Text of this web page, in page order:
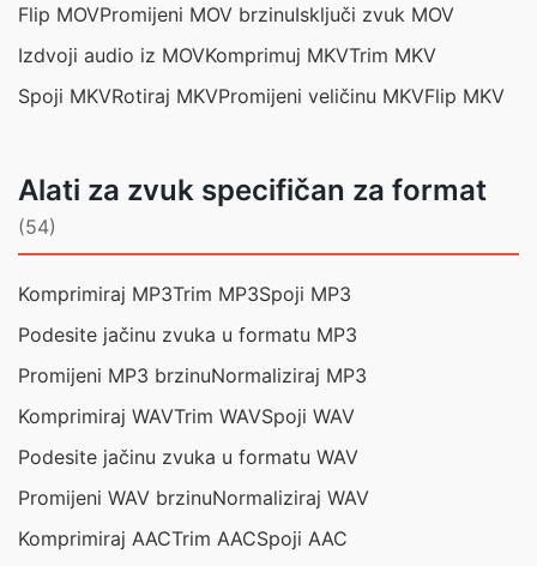
Flip MOVPromijeni MOV brzinuIsključi zvuk MOV
Izdvoji audio iz MOVKomprimuj MKVTrim MKV
Spoji MKVRotiraj MKVPromijeni veličinu MKVFlip MKV
Alati za zvuk specifičan za format
(54)
Komprimiraj MP3Trim MP3Spoji MP3
Podesite jačinu zvuka u formatu MP3
Promijeni MP3 brzinuNormaliziraj MP3
Komprimiraj WAVTrim WAVSpoji WAV
Podesite jačinu zvuka u formatu WAV
Promijeni WAV brzinuNormaliziraj WAV
Komprimiraj AACTrim AACSpoji AAC